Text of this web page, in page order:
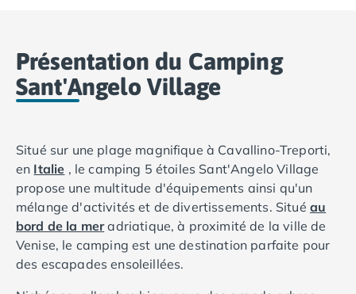
Camping Cabourg
Camping Caen
Camping Honfleur
Camping Manche
Camping Mont Saint Michel
Camping Bretagne
Camping Côtes d'Armor
Camping Erquy
Camping Saint-Cast-le-Guildo
Camping Finistère
Présentation du Camping
Sant'Angelo Village
Situé sur une plage magnifique à Cavallino-Treporti,
en Italie , le camping 5 étoiles Sant'Angelo Village
propose une multitude d'équipements ainsi qu'un
mélange d'activités et de divertissements. Situé au
bord de la meradriatique, à proximité de la ville de
Venise, le camping est une destination parfaite pour
des escapades ensoleillées.